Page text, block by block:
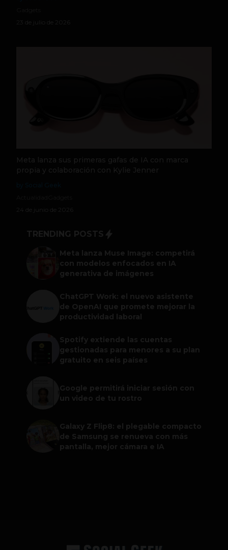
23 de julio de 2026
Meta lanza sus primeras gafas de IA con marca
propia y colaboración con Kylie Jenner
24 de junio de 2026
TRENDING POSTS
Meta lanza Muse Image: competirá
con modelos enfocados en IA
generativa de imágenes
ChatGPT Work: el nuevo asistente
de OpenAI que promete mejorar la
productividad laboral
Spotify extiende las cuentas
gestionadas para menores a su plan
gratuito en seis países
Google permitirá iniciar sesión con
un video de tu rostro
Galaxy Z Flip8: el plegable compacto
de Samsung se renueva con más
pantalla, mejor cámara e IA